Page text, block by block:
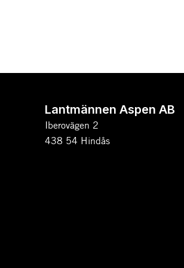
Lantmännen Aspen AB
Iberovägen 2
438 54 Hindås